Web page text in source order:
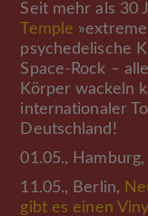
Seit mehr als 30
Temple
psychedelische
Space-Rock –
Körper wackeln
internationaler
Deutschland!
01.05., Hamburg,
11.05., Berlin,
gibt es einen